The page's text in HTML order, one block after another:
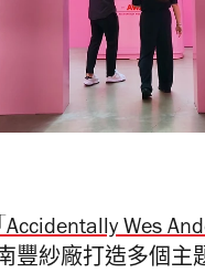
Accidentally Wes
豐紗廠打造多個主